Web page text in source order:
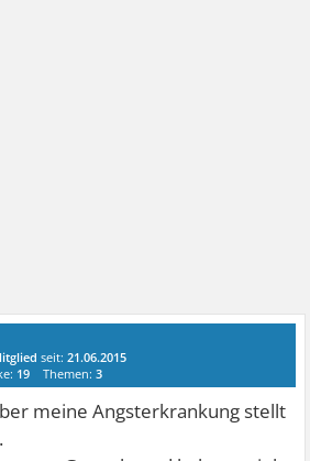
seit:21.06.2015
19 Themen:3
meine Angsterkrankung stellt